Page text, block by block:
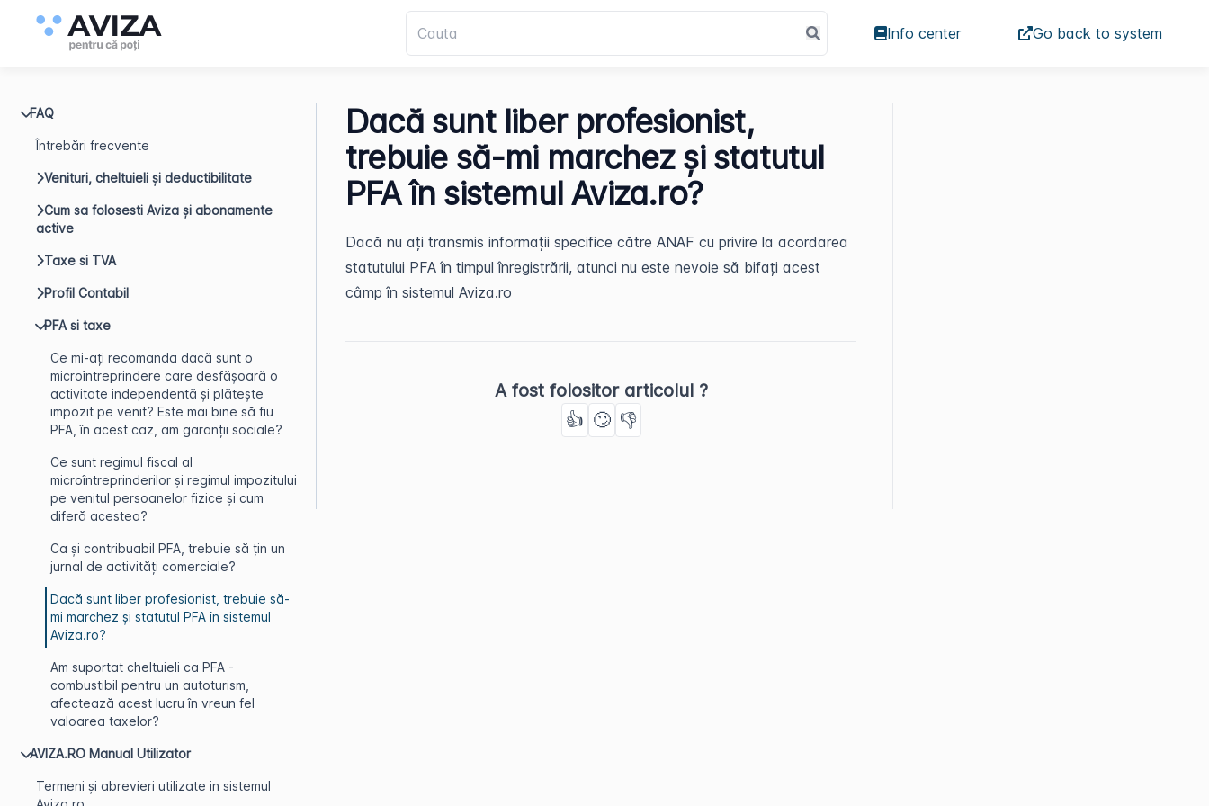
Info center Go back to system
FAQ
Întrebări frecvente
Venituri, cheltuieli și deductibilitate
Cum sa folosesti Aviza și abonamente
active
Taxe si TVA
Profil Contabil
PFA si taxe
Ce mi-ați recomanda dacă sunt o
microîntreprindere care desfășoară o
activitate independentă și plătește
impozit pe venit? Este mai bine să fiu
PFA, în acest caz, am garanții sociale?
Ce sunt regimul fiscal al
microîntreprinderilor și regimul impozitului
pe venitul persoanelor fizice și cum
diferă acestea?
Ca și contribuabil PFA, trebuie să țin un
jurnal de activități comerciale?
Dacă sunt liber profesionist, trebuie să-
mi marchez și statutul PFA în sistemul
Aviza.ro?
Am suportat cheltuieli ca PFA -
combustibil pentru un autoturism,
afectează acest lucru în vreun fel
valoarea taxelor?
AVIZA.RO Manual Utilizator
Termeni și abrevieri utilizate in sistemul
Dacă sunt liber profesionist,
trebuie să-mi marchez și statutul
PFA în sistemul Aviza.ro?
Dacă nu ați transmis informații specifice către ANAF cu privire la acordarea
statutului PFA în timpul înregistrării, atunci nu este nevoie să bifați acest
câmp în sistemul Aviza.ro
A fost folositor articolul ?
👍 🙄 👎